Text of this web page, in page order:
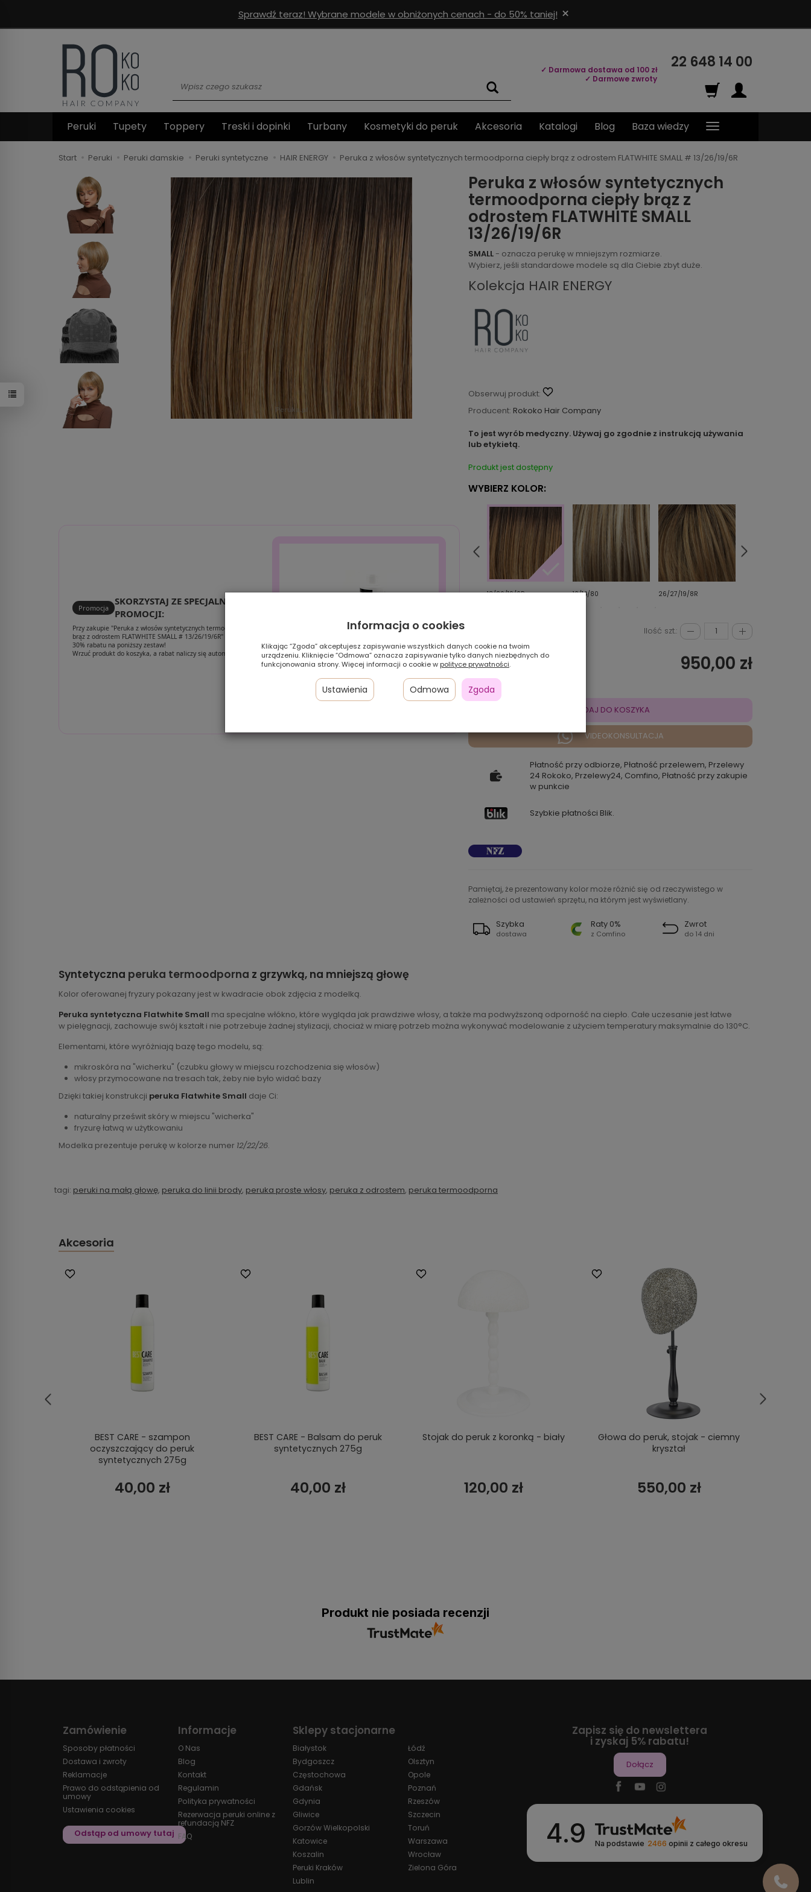
Sprawdź teraz! Wybrane modele w obniżonych cenach - do 50% taniej! ×
✓ Darmowa dostawa od 100 zł
✓ Darmowe zwroty
22 648 14 00
Peruki Tupety Toppery Treski i dopinki Turbany Kosmetyki do peruk Akcesoria Katalogi Blog Baza wiedzy
Start Peruki Peruki damskie Peruki syntetyczne HAIR ENERGY Peruka z włosów syntetycznych termoodporna ciepły brąz z odrostem FLATWHITE SMALL # 13/26/19/6R
Promocja
SKORZYSTAJ ZE SPECJALNEJ
PROMOCJI:
Przy zakupie "Peruka z włosów syntetycznych termoodporna ciepły
brąz z odrostem FLATWHITE SMALL # 13/26/19/6R" otrzymujesz aż
30% rabatu na poniższy zestaw!
Wrzuć produkt do koszyka, a rabat naliczy się automatycznie.
Peruka z włosów syntetycznych
termoodporna ciepły brąz z
odrostem FLATWHITE SMALL
13/26/19/6R
SMALL - oznacza perukę w mniejszym rozmiarze.
Wybierz, jeśli standardowe modele są dla Ciebie zbyt duże.
Kolekcja HAIR ENERGY
Obserwuj produkt:
Producent: Rokoko Hair Company
To jest wyrób medyczny. Używaj go zgodnie z instrukcją używania
lub etykietą.
Produkt jest dostępny
WYBIERZ KOLOR:
4/33 6/8/12/4R 61 13/26/19/6R 10/14/80 26/27/19/8R
Ilość szt.:
950,00 zł
DODAJ DO KOSZYKA
VIDEOKONSULTACJA
Płatność przy odbiorze, Płatność przelewem, Przelewy
24 Rokoko, Przelewy24, Comfino, Płatność przy zakupie
w punkcie
Szybkie płatności Blik.
Pamiętaj, że prezentowany kolor może różnić się od rzeczywistego w
zależności od ustawień sprzętu, na którym jest wyświetlany.
Szybka
dostawa
Raty 0%
z Comfino
Zwrot
do 14 dni
Syntetyczna peruka termoodporna z grzywką, na mniejszą głowę
Kolor oferowanej fryzury pokazany jest w kwadracie obok zdjęcia z modelką.
Peruka syntetyczna Flatwhite Small ma specjalne włókno, które wygląda jak prawdziwe włosy, a także ma podwyższoną odporność na ciepło. Całe uczesanie jest łatwe
w pielęgnacji, zachowuje swój kształt i nie potrzebuje żadnej stylizacji, chociaż w miarę potrzeb można wykonywać modelowanie z użyciem temperatury maksymalnie do 130°C.
Elementami, które wyróżniają bazę tego modelu, są:
mikroskóra na "wicherku" (czubku głowy w miejscu rozchodzenia się włosów)
włosy przymocowane na tresach tak, żeby nie było widać bazy
Dzięki takiej konstrukcji peruka Flatwhite Small daje Ci:
naturalny prześwit skóry w miejscu "wicherka"
fryzurę łatwą w użytkowaniu
Modelka prezentuje perukę w kolorze numer 12/22/26.
tagi: peruki na małą głowę, peruka do linii brody, peruka proste włosy, peruka z odrostem, peruka termoodporna
Akcesoria
BEST CARE - szampon
oczyszczający do peruk
syntetycznych 275g
40,00 zł
BEST CARE - Balsam do peruk
syntetycznych 275g
40,00 zł
Stojak do peruk z koronką - biały
120,00 zł
Głowa do peruk, stojak - ciemny
kryształ
550,00 zł
Produkt nie posiada recenzji
Zamówienie
Sposoby płatności
Dostawa i zwroty
Reklamacje
Prawo do odstąpienia od
umowy
Ustawienia cookies
Informacje
O Nas
Blog
Kontakt
Regulamin
Polityka prywatności
Rezerwacja peruki online z
refundacją NFZ
FAQ
Sklepy stacjonarne
Białystok
Bydgoszcz
Częstochowa
Gdańsk
Gdynia
Gliwice
Gorzów Wielkopolski
Katowice
Koszalin
Peruki Kraków
Lublin
Łódź
Olsztyn
Opole
Poznań
Rzeszów
Szczecin
Toruń
Warszawa
Wrocław
Zielona Góra
Zapisz się do newslettera
i zyskaj 5% rabatu!
Dołącz
4.9 Na podstawie 2466 opinii z całego okresu
Informacja o cookies
Klikając “Zgoda” akceptujesz zapisywanie wszystkich danych cookie na twoim
urządzeniu. Kliknięcie “Odmowa” oznacza zapisywanie tylko danych niezbędnych do
funkcjonowania strony. Więcej informacji o cookie w polityce prywatności.
Ustawienia Odmowa Zgoda